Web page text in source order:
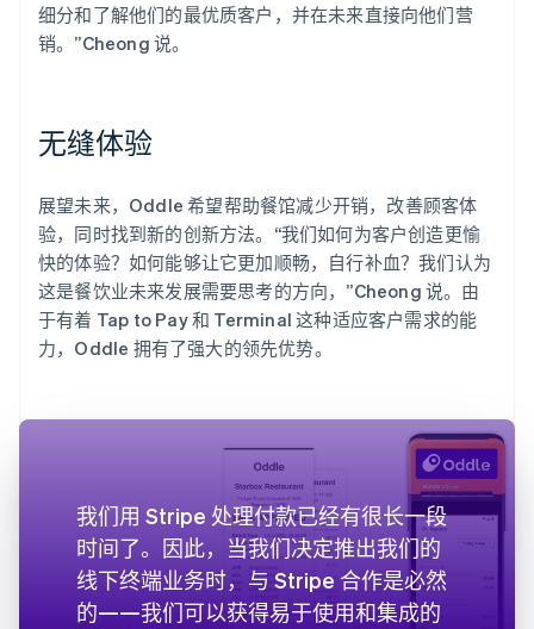
细分和了解他们的最优质客户，并在未来直接向他们营
销。”Cheong 说。
无缝体验
展望未来，Oddle 希望帮助餐馆减少开销，改善顾客体
验，同时找到新的创新方法。“我们如何为客户创造更愉
快的体验？如何能够让它更加顺畅，自行补血？我们认为
这是餐饮业未来发展需要思考的方向，”Cheong 说。由
于有着 Tap to Pay 和 Terminal 这种适应客户需求的能
力，Oddle 拥有了强大的领先优势。
我们用 Stripe 处理付款已经有很长一段
时间了。因此，当我们决定推出我们的
线下终端业务时，与 Stripe 合作是必然
的——我们可以获得易于使用和集成的